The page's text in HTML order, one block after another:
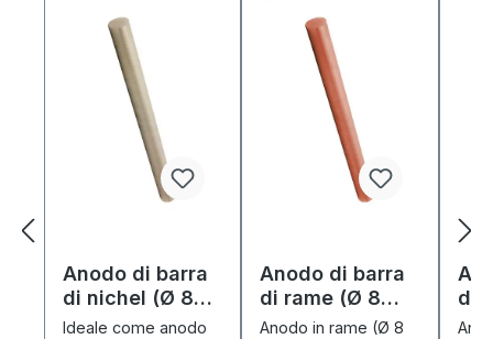
Anodo di barra
di nichel (Ø 8
mm)
Ideale come anodo
Anodo di barra
di rame (Ø 8
mm)
Anodo in rame (Ø 8
di